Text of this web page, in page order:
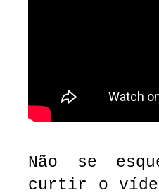
Não se
curtir o